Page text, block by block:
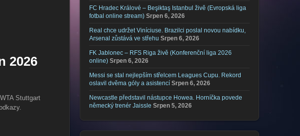
2026
Stuttgart
FC Hradec Králové – Beşiktaş Istanbul živě (Evropská liga
fotbal online stream) Srpen 6, 2026
Real chce udržet Viníciuse. Brazilci poslal novou nabídku,
Arsenal zůstává ve střehu Srpen 6, 2026
FK Jablonec – RFS Riga živě (Konferenční liga 2026
online) Srpen 6, 2026
Messi se stal nejlepším střelcem Leagues Cupu. Rekord
oslavil dvěma góly a asistencí Srpen 6, 2026
Newcastle představil nástupce Howea. Horníčka povede
německý trenér Jaissle Srpen 5, 2026